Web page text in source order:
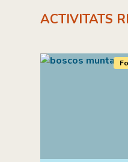
ACTIVITATS